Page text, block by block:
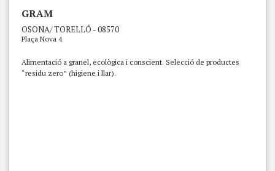
GRAM
OSONA/ TORELLÓ - 08570
Plaça Nova 4
Alimentació a granel, ecològica i conscient. Selecció de productes
“residu zero” (higiene i llar).